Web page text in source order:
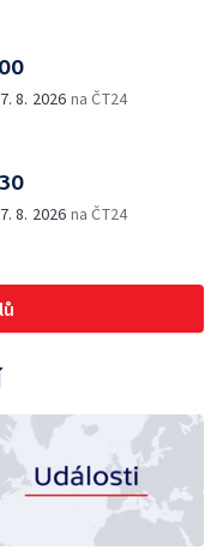
7. 8. 2026 na ČT24
7. 8. 2026 na ČT24